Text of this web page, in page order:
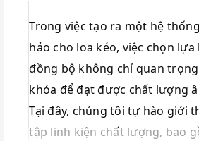
Trong việc tạo ra một hệ
hảo cho loa kéo, việc chọn
đồng bộ không chỉ quan
khóa để đạt được chất lượng
Tại đây, chúng tôi tự hào giới
tập linh kiện chất lượng, bao